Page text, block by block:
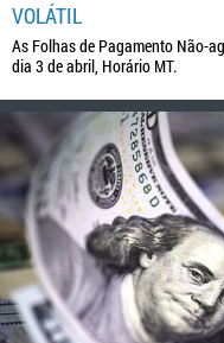
VOLÁTIL
As Folhas de Pagamento Não-
dia 3 de abril, Horário MT.